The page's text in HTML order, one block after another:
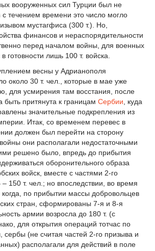
вооруженных сил Турции был не
течением времени это число могло
мустагфиса (300 т.). Но,
финансов и нераспорядительности
перед началом войны, для военных
готовности лишь 100 т. войска.
весны у Адрианополя
около 30 т. чел., которые в мае уже
для усмирения там восстания, после
быть притянута к границам Сербии , куда
значительные подкрепления из
Итак, со временем перевес в
должен был перейти на сторону
они располагали недостаточными
решено было, впредь до прибытия
оборонительного образа
войск, вместе с частями 2-го
150 т. чел.; но впоследствии, во время
по прибытии массы добровольцев
стран, сформированы 7-я и 8-я
армии возросла до 180 т. (с
для открытия операций тотчас по
(не считая частей 2-го призыва и
располагали для действий в поле